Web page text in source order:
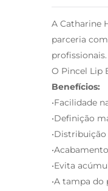
A Catharine
parceria
O Pincel Lip
Benefícios:
•Facilidade
•Definição
•Evita
•A tampa